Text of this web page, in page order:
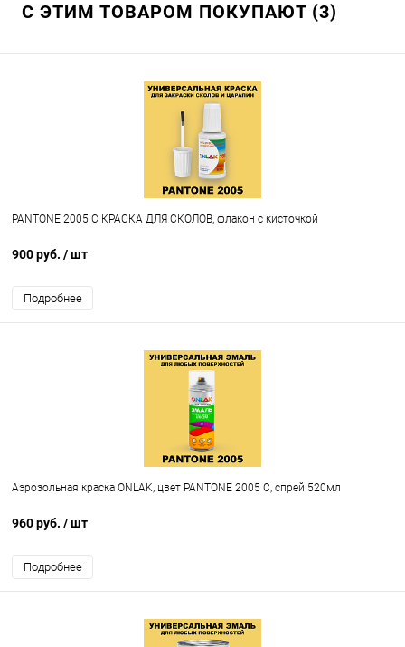
С ЭТИМ ТОВАРОМ ПОКУПАЮТ (3)
PANTONE 2005 C КРАСКА ДЛЯ СКОЛОВ, флакон с кисточкой
900 руб. / шт
Подробнее
Аэрозольная краска ONLAK, цвет PANTONE 2005 C, спрей 520мл
960 руб. / шт
Подробнее